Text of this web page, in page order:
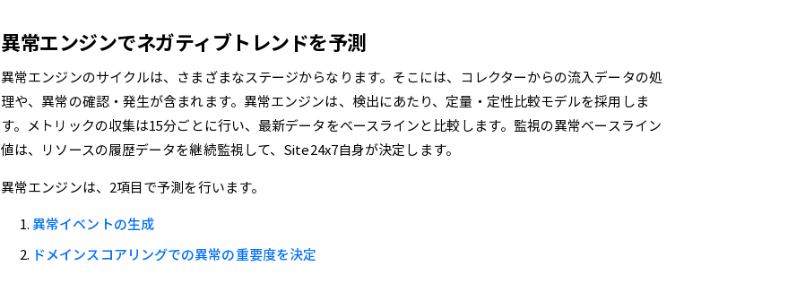
異常エンジンでネガティブトレンドを予測
異常エンジンのサイクルは、さまざまなステージからなります。そこには、コレクターからの流入データの処
理や、異常の確認・発生が含まれます。異常エンジンは、検出にあたり、定量・定性比較モデルを採用しま
す。メトリックの収集は15分ごとに行い、最新データをベースラインと比較します。監視の異常ベースライン
値は、リソースの履歴データを継続監視して、Site24x7自身が決定します。
異常エンジンは、2項目で予測を行います。
異常イベントの生成
ドメインスコアリングでの異常の重要度を決定